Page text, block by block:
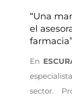
“Una
el
farmacia”
En
sector.